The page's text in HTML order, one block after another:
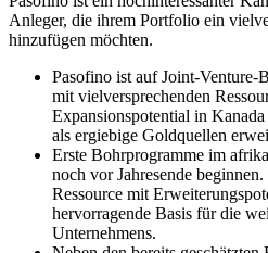
Anleger, die ihrem Portfolio ein
hinzufügen möchten.
Pasofino ist auf Joint-Venture-
mit vielversprechenden
Expansionspotential in
als ergiebige Goldquellen
Erste Bohrprogramme im
noch vor Jahresende
Ressource mit
hervorragende Basis für die
Unternehmens.